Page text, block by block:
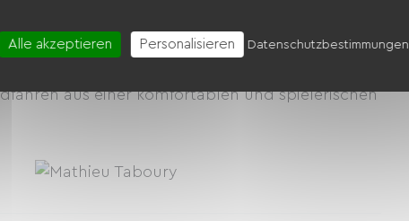
aus einer komfortablen und spielerischen
Alle akzeptieren Personalisieren Datenschutzbestimmungen